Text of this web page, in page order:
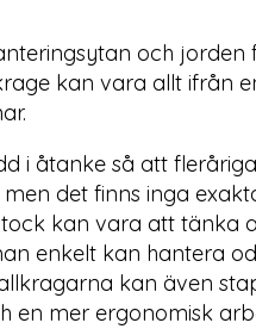
och jorden
kan vara allt ifrån
i åtanke så att
det finns inga
kan vara att tänka
enkelt kan hantera
kan även
en mer ergonomisk